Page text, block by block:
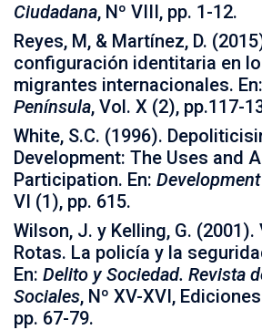
Ciudadana, Nº VIII, pp. 1-12.
Reyes, M, & Martínez, D.
configuración identitaria en
migrantes internacionales. En:
Península, Vol. X (2), pp.117-
White, S.C. (1996).
Development: The Uses and
Participation. En:
VI (1), pp. 615.
Wilson, J. y Kelling, G. (2001).
Rotas. La policía y la
En: Delito y Sociedad. Revista
Sociales, Nº XV-XVI,
pp. 67-79.